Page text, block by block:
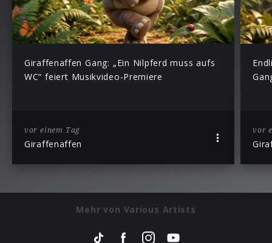
Giraffenaffen Gang: „Ein Nilpferd muss aufs
WC“ feiert Musikvideo-Premiere
vor einem Tag
Giraffenaffen
vor
Mehr von Various Artists